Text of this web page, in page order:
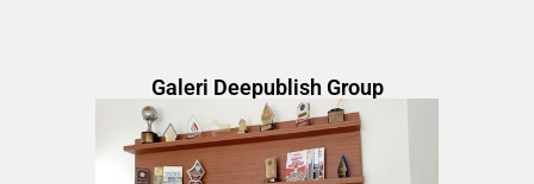
Galeri Deepublish Group